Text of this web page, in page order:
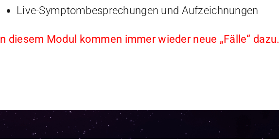
Live-Symptombesprechungen und Aufzeichnungen
In diesem Modul kommen immer wieder neue „Fälle“ dazu.